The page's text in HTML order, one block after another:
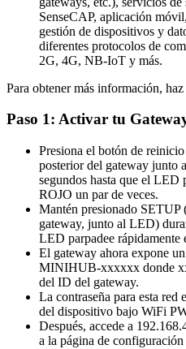
SenseCAP, aplicación
gestión de dispositivos y
diferentes protocolos de
2G, 4G, NB-IoT y más.
Para obtener más información,
Paso 1: Activar tu
Presiona el botón de
posterior del gateway junto
segundos hasta que el
ROJO un par de veces.
Mantén presionado SETUP
gateway, junto al LED)
LED parpadee rápidamente
El gateway ahora expone
MINIHUB-xxxxxx donde
del ID del gateway.
La contraseña para esta red
del dispositivo bajo WiFi
Después, accede a
a la página de